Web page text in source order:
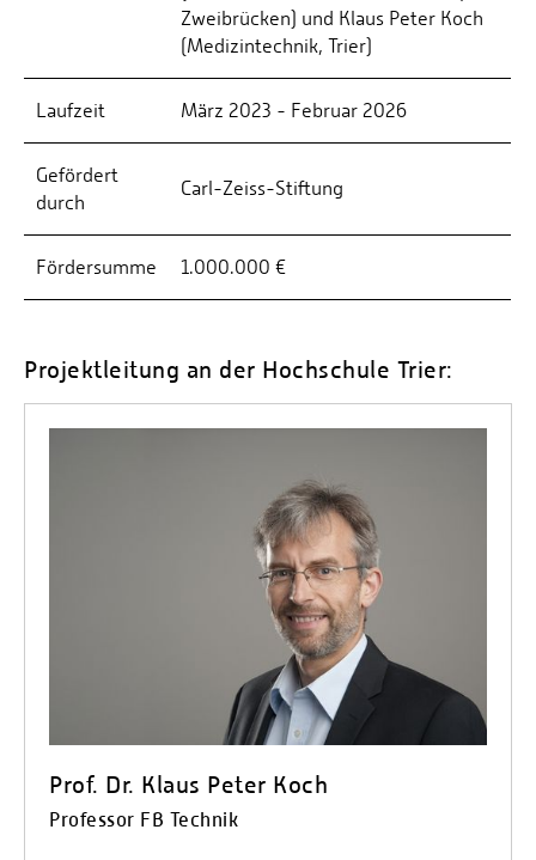
Zweibrücken) und Klaus Peter Koch
(Medizintechnik, Trier)
Laufzeit März 2023 - Februar 2026
Gefördert
durch
Carl-Zeiss-Stiftung
Fördersumme 1.000.000 €
Projektleitung an der Hochschule Trier:
Prof. Dr. Klaus Peter Koch
Professor FB Technik